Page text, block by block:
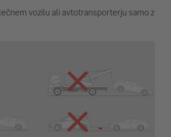
vozilu ali avtotransporterju samo z